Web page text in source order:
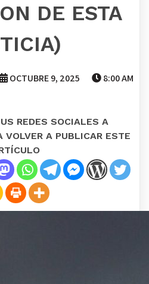
DE ESTA
OCTUBRE 9, 2025 8:00 AM
REDES SOCIALES A
VOLVER A PUBLICAR ESTE